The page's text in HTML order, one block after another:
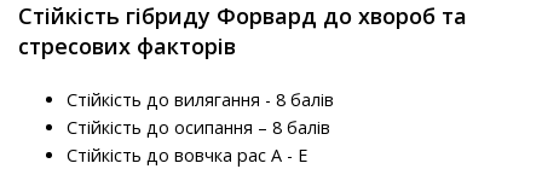
Стійкість гібриду Форвард до хвороб та
стресових факторів
Стійкість до вилягання - 8 балів
Стійкість до осипання – 8 балів
Стійкість до вовчка рас A - E